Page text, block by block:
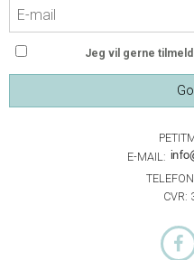
Jeg vil gerne
E-MAIL:
CVR: